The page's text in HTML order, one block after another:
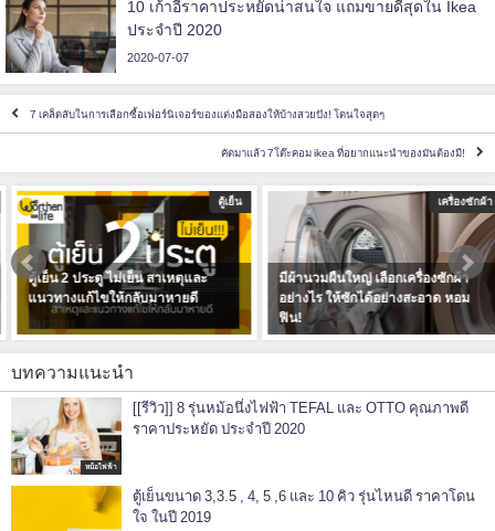
10 เก้าอี้ราคาประหยัดน่าสนใจ แถมขายดีสุดใน Ikea
ประจำปี 2020
2020-07-07
7 เคล็ดลับในการเลือกซื้อเฟอร์นิเจอร์ของแต่งมือสองให้บ้างสวยปัง! โดนใจสุดๆ
คัดมาแล้ว 7โต๊ะคอม ikea ที่อยากแนะนำของมันต้องมี!
ตู้เย็น
ตู้เย็น 2 ประตู ไม่เย็น สาเหตุและ
แนวทางแก้ไขให้กลับมาหายดี
เครื่องซักผ้า
มีผ้านวมผืนใหญ่ เลือกเครื่องซักผ้า
อย่างไร ให้ซักได้อย่างสะอาด หอม
ฟิน!
บทความแนะนำ
หม้อไฟฟ้า
[[รีวิว]] 8 รุ่นหม้อนึ่งไฟฟ้า TEFAL และ OTTO คุณภาพดี
ราคาประหยัด ประจำปี 2020
ตู้เย็นขนาด 3,3.5 , 4, 5 ,6 และ 10 คิว รุ่นไหนดี ราคาโดน
ใจ ในปี 2019